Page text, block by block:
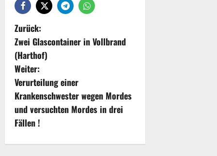
Zurück:
Zwei Glascontainer in Vollbrand
(Harthof)
Weiter:
Verurteilung einer
Krankenschwester wegen Mordes
und versuchten Mordes in drei
Fällen !